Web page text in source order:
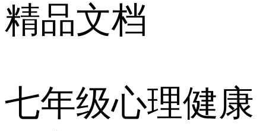
精品文档
七年级心理健康